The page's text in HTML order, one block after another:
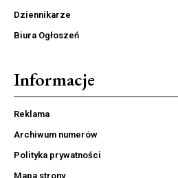
Dziennikarze
Biura Ogłoszeń
Informacje
Reklama
Archiwum numerów
Polityka prywatności
Mapa strony